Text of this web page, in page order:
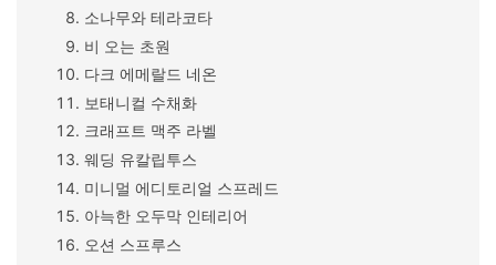
소나무와 테라코타
비 오는 초원
다크 에메랄드 네온
보태니컬 수채화
크래프트 맥주 라벨
웨딩 유칼립투스
미니멀 에디토리얼 스프레드
아늑한 오두막 인테리어
오션 스프루스